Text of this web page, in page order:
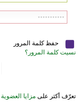
حفظ كلمة المرور
نسيت كلمة المرور؟
تعرّف أكثر على مزايا العضوية